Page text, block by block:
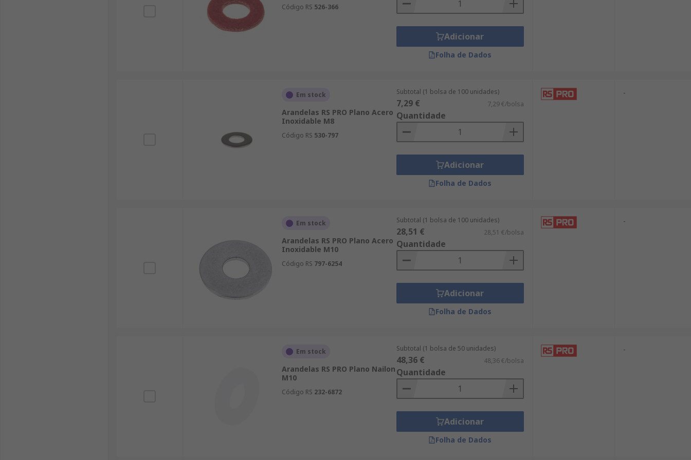
Código RS 526-366
Adicionar
Folha de Dados
Em stock
Arandelas RS PRO Plano Acero
Inoxidable M8
Código RS 530-797
Subtotal (1 bolsa de 100 unidades)
7,29 € 7,29 €/bolsa
Quantidade
Adicionar
Folha de Dados
-
Em stock
Arandelas RS PRO Plano Acero
Inoxidable M10
Código RS 797-6254
Subtotal (1 bolsa de 100 unidades)
28,51 € 28,51 €/bolsa
Quantidade
Adicionar
Folha de Dados
-
Em stock
Arandelas RS PRO Plano Nailon
M10
Código RS 232-6872
Subtotal (1 bolsa de 50 unidades)
48,36 € 48,36 €/bolsa
Quantidade
Adicionar
Folha de Dados
-